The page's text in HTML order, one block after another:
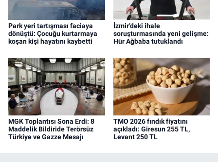
Park yeri tartışması faciaya
dönüştü: Çocuğu kurtarmaya
koşan kişi hayatını kaybetti
İzmir’deki ihale
soruşturmasında yeni gelişme:
Hür Ağbaba tutuklandı
MGK Toplantısı Sona Erdi: 8
Maddelik Bildiride Terörsüz
Türkiye ve Gazze Mesajı
TMO 2026 fındık fiyatını
açıkladı: Giresun 255 TL,
Levant 250 TL